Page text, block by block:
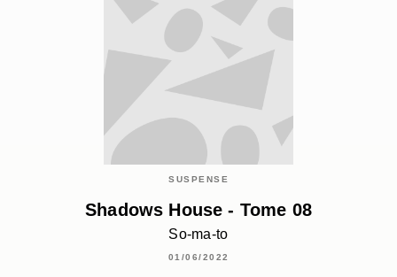
SUSPENSE
Shadows House - Tome 08
So-ma-to
01/06/2022